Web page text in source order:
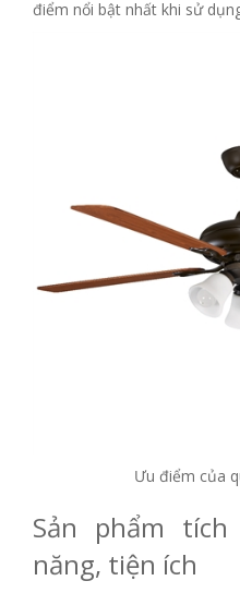
điểm nổi bật nhất khi sử
Ưu điểm của
Sản phẩm
năng, tiện ích